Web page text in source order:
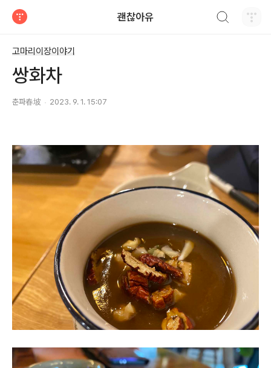
괜찮아유
고마리이장이야기
쌍화차
춘파春坡 2023. 9. 1. 15:07